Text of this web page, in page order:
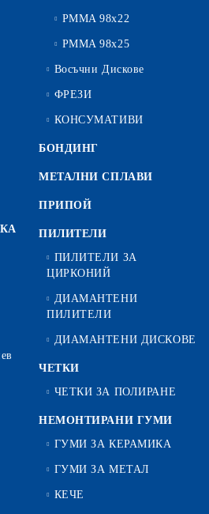
PMMA 98x22
PMMA 98x25
Восъчни Дискове
ФРЕЗИ
КОНСУМАТИВИ
БОНДИНГ
МЕТАЛНИ СПЛАВИ
ПРИПОЙ
ПИЛИТЕЛИ
ПИЛИТЕЛИ ЗА
ЦИРКОНИЙ
ДИАМАНТЕНИ
ПИЛИТЕЛИ
ДИАМАНТЕНИ ДИСКОВЕ
ЧЕТКИ
ЧЕТКИ ЗА ПОЛИРАНЕ
НЕМОНТИРАНИ ГУМИ
ГУМИ ЗА КЕРАМИКА
ГУМИ ЗА МЕТАЛ
КЕЧЕ